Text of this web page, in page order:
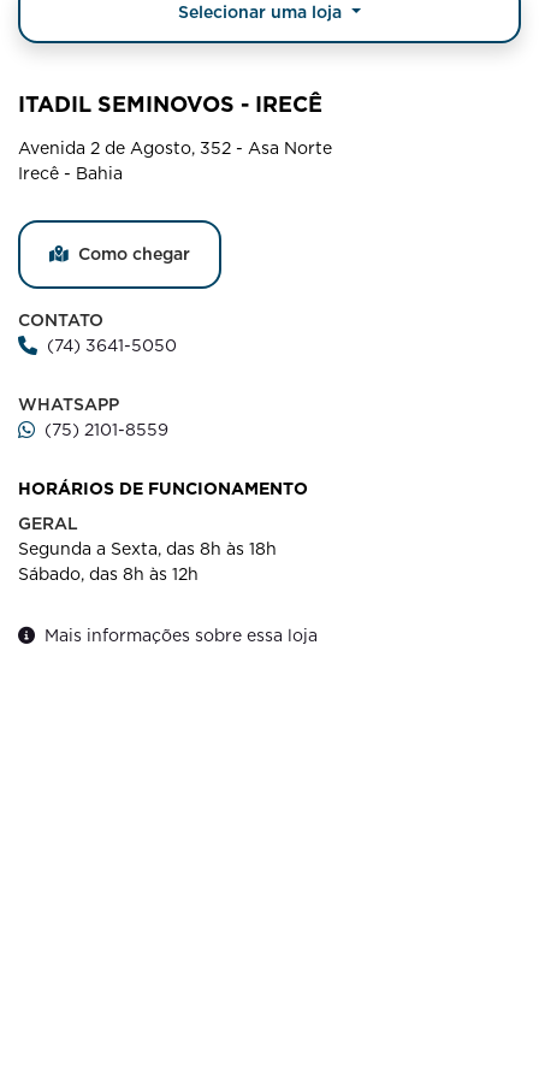
Selecionar uma loja
ITADIL SEMINOVOS - IRECÊ
Avenida 2 de Agosto, 352 - Asa Norte
Irecê - Bahia
Como chegar
CONTATO
(74) 3641-5050
WHATSAPP
(75) 2101-8559
HORÁRIOS DE FUNCIONAMENTO
GERAL
Segunda a Sexta, das 8h às 18h
Sábado, das 8h às 12h
Mais informações sobre essa loja